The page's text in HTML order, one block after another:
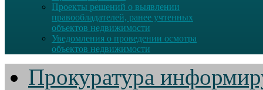
Проекты решений о выявлении
правообладателей, ранее учтенных
объектов недвижимости
Уведомления о проведении осмотра
объектов недвижимости
Прокуратура